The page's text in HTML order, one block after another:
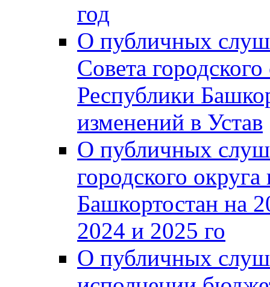
год
О публичных
Совета
Республики
изменений в Устав
О публичных
городского
Башкортостан на
2024 и 2025 го
О публичных